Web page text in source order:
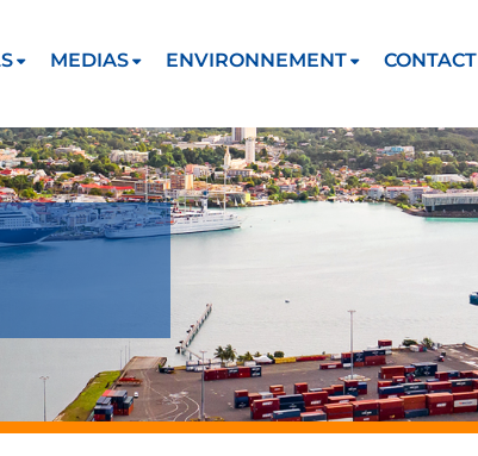
MEDIAS ENVIRONNEMENT CONTACT